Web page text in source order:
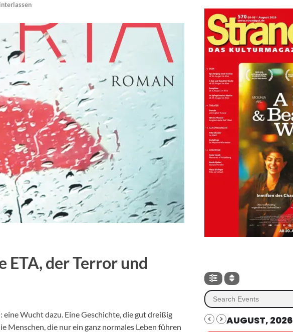
ETA, der Terror und
Wucht dazu. Eine Geschichte, die gut dreißig
Menschen, die nur ein ganz normales Leben führen
AUGUST, 2026